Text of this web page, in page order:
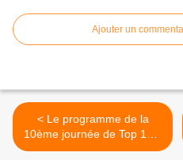
Ajouter un
< Le programme de la
10ème journée de Top 14 à
vivre en direct sur les